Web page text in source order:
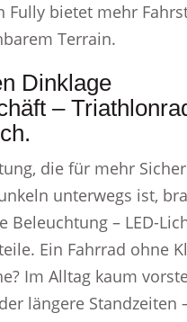
Fully bietet mehr
Terrain.
Dinklage
–
die für mehr
unterwegs ist,
Beleuchtung – LED-
Ein Fahrrad ohne
Im Alltag kaum
längere Standzeiten